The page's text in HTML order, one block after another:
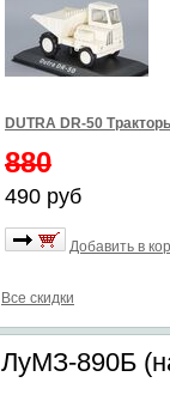
DUTRA DR-50
880
490 руб
Добавить в
Все скидки
ЛуМЗ-890Б